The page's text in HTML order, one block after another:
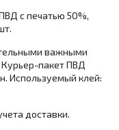
с печатью 50%,
важными
пакет ПВД
Используемый клей:
доставки.